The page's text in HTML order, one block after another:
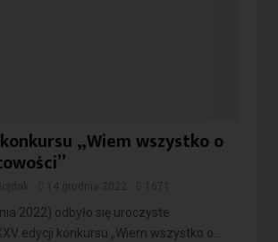
„Wiem wszystko o
2022) odbyło się uroczyste
edycji konkursu „Wiem wszystko o...